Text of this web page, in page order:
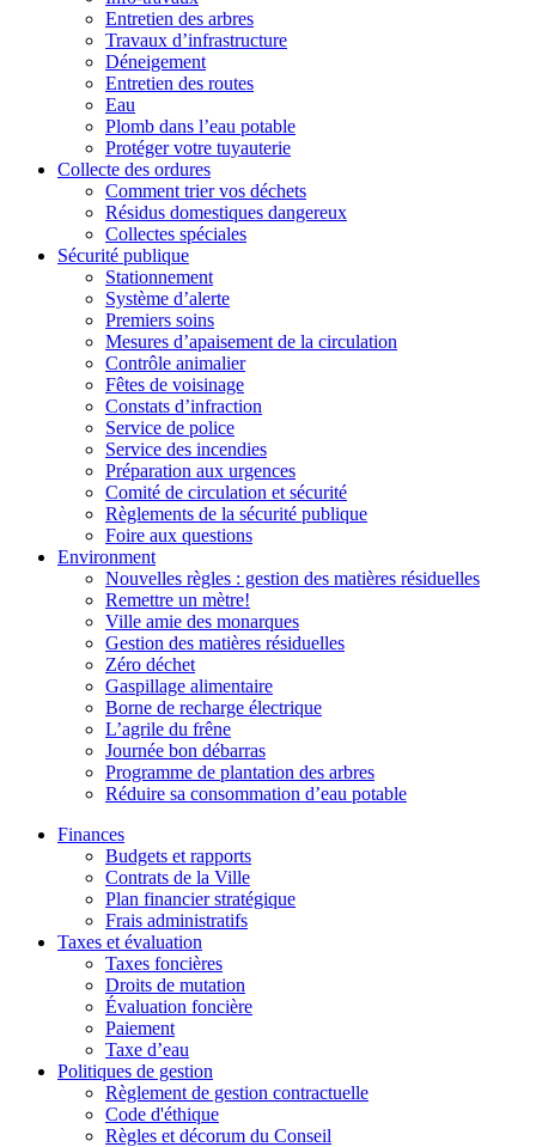
Entretien des arbres
Travaux d’infrastructure
Déneigement
Entretien des routes
Eau
Plomb dans l’eau potable
Protéger votre tuyauterie
Collecte des ordures
Comment trier vos déchets
Résidus domestiques dangereux
Collectes spéciales
Sécurité publique
Stationnement
Système d’alerte
Premiers soins
Mesures d’apaisement de la circulation
Contrôle animalier
Fêtes de voisinage
Constats d’infraction
Service de police
Service des incendies
Préparation aux urgences
Comité de circulation et sécurité
Règlements de la sécurité publique
Foire aux questions
Environment
Nouvelles règles : gestion des matières résiduelles
Remettre un mètre!
Ville amie des monarques
Gestion des matières résiduelles
Zéro déchet
Gaspillage alimentaire
Borne de recharge électrique
L’agrile du frêne
Journée bon débarras
Programme de plantation des arbres
Réduire sa consommation d’eau potable
Finances
Budgets et rapports
Contrats de la Ville
Plan financier stratégique
Frais administratifs
Taxes et évaluation
Taxes foncières
Droits de mutation
Évaluation foncière
Paiement
Taxe d’eau
Politiques de gestion
Règlement de gestion contractuelle
Code d'éthique
Règles et décorum du Conseil